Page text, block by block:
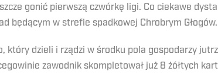
gonić pierwszą czwórkę ligi. Co ciekawe
będącym w strefie spadkowej Chrobrym Głogów.
który dzieli i rządzi w środku pola gospodarzy
zawodnik skompletował już 8 żółtych